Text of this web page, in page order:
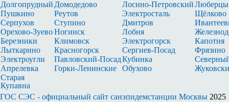
ДолгопрудныйДомодедово Лосино‑ПетровскийЛюберцы
Пушкино
Реутов Электросталь
Щёлково
Серпухов
Ступино Дмитров
Орехово‑ЗуевоНогинск Лобня
Березники
Климовск Электрогорск
Капотня
Лыткарино
Красногорск Сергиев‑Посад
Фрязино
Электроугли
Павловский‑ПосадКубинка
Апрелевка
Горки‑Ленинские Обухово
Старая
Купавна
ГОС СЭС - официальный сайт санэпидемстанции Москвы 2025